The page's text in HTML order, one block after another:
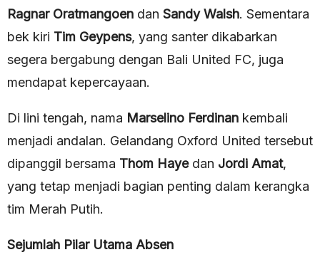
Ragnar Oratmangoen dan Sandy Walsh. Sementara
bek kiri Tim Geypens, yang santer dikabarkan
segera bergabung dengan Bali United FC, juga
mendapat kepercayaan.
Di lini tengah, nama Marselino Ferdinan kembali
menjadi andalan. Gelandang Oxford United tersebut
dipanggil bersama Thom Hayedan Jordi Amat,
yang tetap menjadi bagian penting dalam kerangka
tim Merah Putih.
Sejumlah Pilar Utama Absen